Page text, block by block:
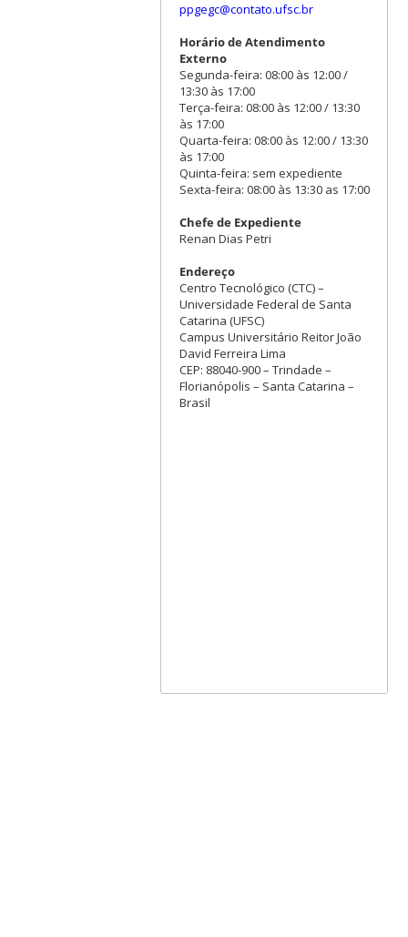
ppgegc@contato.ufsc.br
Horário de Atendimento
Externo
Segunda-feira: 08:00 às 12:00 /
13:30 às 17:00
Terça-feira: 08:00 às 12:00 / 13:30
às 17:00
Quarta-feira: 08:00 às 12:00 / 13:30
às 17:00
Quinta-feira: sem expediente
Sexta-feira: 08:00 às 13:30 as 17:00
Chefe de Expediente
Renan Dias Petri
Endereço
Centro Tecnológico (CTC) –
Universidade Federal de Santa
Catarina (UFSC)
Campus Universitário Reitor João
David Ferreira Lima
CEP: 88040-900 – Trindade –
Florianópolis – Santa Catarina –
Brasil